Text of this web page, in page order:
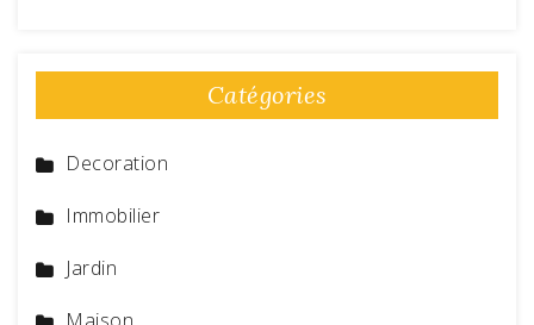
Catégories
Decoration
Immobilier
Jardin